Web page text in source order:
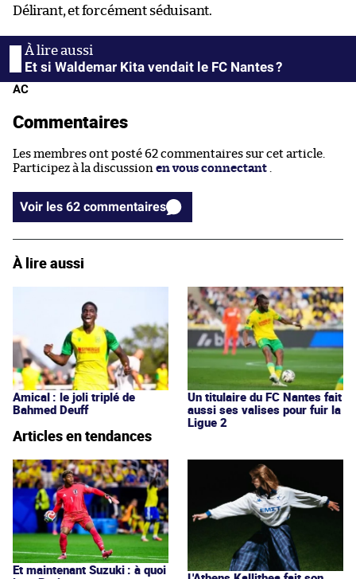
Délirant, et forcément séduisant.
Et si Waldemar Kita vendait le FC Nantes ?
AC
Commentaires
Les membres ont posté 62 commentaires sur cet article.
Participez à la discussion en vous connectant
Voir les 62 commentaires
À lire aussi
Amical : le joli triplé de
Bahmed Deuff
Un titulaire du FC Nantes fait
aussi ses valises pour fuir la
Ligue 2
Articles en tendances
Et maintenant Suzuki : à quoi